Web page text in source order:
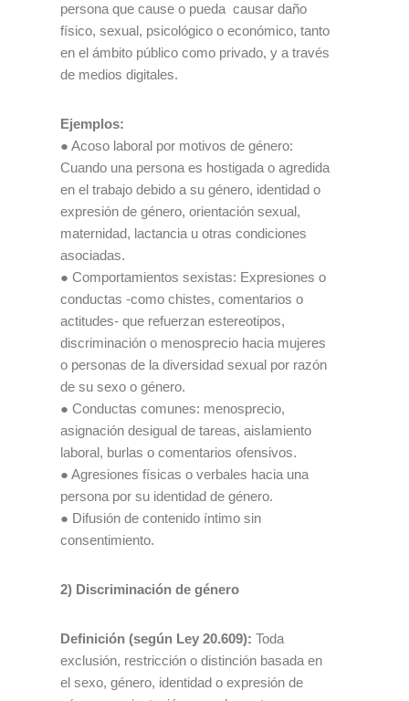
persona que cause o pueda causar daño
físico, sexual, psicológico o económico, tanto
en el ámbito público como privado, y a través
de medios digitales.
Ejemplos:
● Acoso laboral por motivos de género:
Cuando una persona es hostigada o agredida
en el trabajo debido a su género, identidad o
expresión de género, orientación sexual,
maternidad, lactancia u otras condiciones
asociadas.
● Comportamientos sexistas: Expresiones o
conductas -como chistes, comentarios o
actitudes- que refuerzan estereotipos,
discriminación o menosprecio hacia mujeres
o personas de la diversidad sexual por razón
de su sexo o género.
● Conductas comunes: menosprecio,
asignación desigual de tareas, aislamiento
laboral, burlas o comentarios ofensivos.
● Agresiones físicas o verbales hacia una
persona por su identidad de género.
● Difusión de contenido íntimo sin
consentimiento.
2) Discriminación de género
Definición (según Ley 20.609): Toda
exclusión, restricción o distinción basada en
el sexo, género, identidad o expresión de